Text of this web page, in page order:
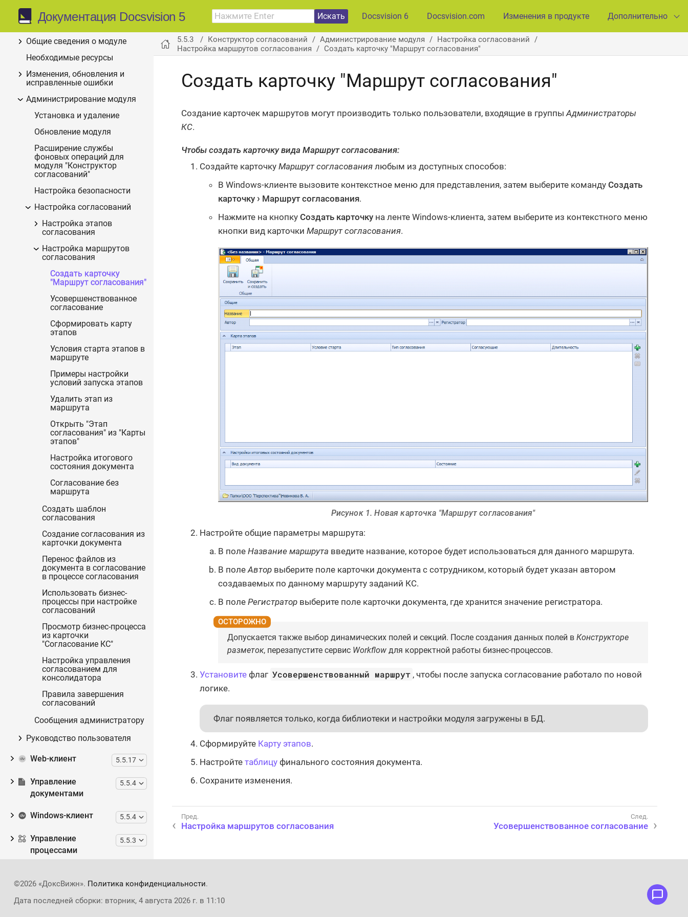
Документация Docsvision 5 Искать Docsvision 6 Docsvision.com Изменения в продукте Дополнительно
Конструктор
согласований
5.5.3
Общие сведения о модуле
Необходимые ресурсы
Изменения, обновления и
исправленные ошибки
Администрирование модуля
Установка и удаление
Обновление модуля
Расширение службы
фоновых операций для
модуля "Конструктор
согласований"
Настройка безопасности
Настройка согласований
Настройка этапов
согласования
Настройка маршрутов
согласования
Создать карточку
"Маршрут согласования"
Усовершенствованное
согласование
Сформировать карту
этапов
Условия старта этапов в
маршруте
Примеры настройки
условий запуска этапов
Удалить этап из
маршрута
Открыть "Этап
согласования" из "Карты
этапов"
Настройка итогового
состояния документа
Согласование без
маршрута
Создать шаблон
согласования
Создание согласования из
карточки документа
Перенос файлов из
документа в согласование
в процессе согласования
Использовать бизнес-
процессы при настройке
согласований
Просмотр бизнес-процесса
из карточки
"Согласование КС"
Настройка управления
согласованием для
консолидатора
Правила завершения
согласований
Сообщения администратору
Руководство пользователя
Web-клиент 5.5.17
Управление
документами
5.5.4
Windows-клиент 5.5.4
Управление
процессами
5.5.3
Docsvision
Модуль интеграции с
5.5.3 Конструктор согласований Администрирование модуля
Настройка согласований
Настройка маршрутов согласования
Создать карточку "Маршрут согласования"
Создать карточку "Маршрут согласования"
Создание карточек маршрутов могут производить только пользователи, входящие в группыАдминистраторы
КС.
Чтобы создать карточку вида Маршрут согласования:
Создайте карточку Маршрут согласования любым из доступных способов:
В Windows-клиенте вызовите контекстное меню для представления, затем выберите команду Создать
карточку
Маршрут согласования.
Нажмите на кнопку Создать карточку на ленте Windows-клиента, затем выберите из контекстного меню
кнопки вид карточки Маршрут согласования.
Рисунок 1. Новая карточка "Маршрут согласования"
Настройте общие параметры маршрута:
В поле Название маршрута введите название, которое будет использоваться для данного маршрута.
В полеАвтор выберите поле карточки документа с сотрудником, который будет указан автором
создаваемых по данному маршруту заданий КС.
В поле Регистратор выберите поле карточки документа, где хранится значение регистратора.
Допускается также выбор динамических полей и секций. После создания данных полей в Конструкторе
разметок, перезапустите сервис Workflow для корректной работы бизнес-процессов.
Установите флаг Усовершенствованный маршрут , чтобы после запуска согласование работало по новой
логике.
Флаг появляется только, когда библиотеки и настройки модуля загружены в БД.
Сформируйте Карту этапов.
Настройте таблицу финального состояния документа.
Сохраните изменения.
Настройка маршрутов согласования Усовершенствованное согласование
©2026 «ДоксВижн». Политика конфиденциальности.
Дата последней сборки: вторник, 4 августа 2026 г. в 11:10